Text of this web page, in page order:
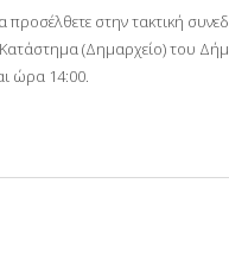
προσέλθετε στην τακτική
(Δημαρχείο) του
ώρα 14:00.